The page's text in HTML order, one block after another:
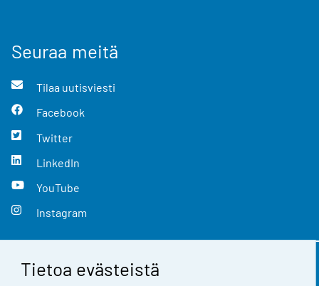
Tietoa evästeistä
Seuraa meitä
Tilaa uutisviesti
Facebook
Twitter
LinkedIn
YouTube
Instagram
Yhteystiedot